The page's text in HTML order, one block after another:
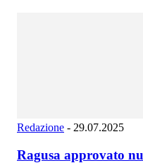
Redazione - 29.07.2025
Ragusa approvato